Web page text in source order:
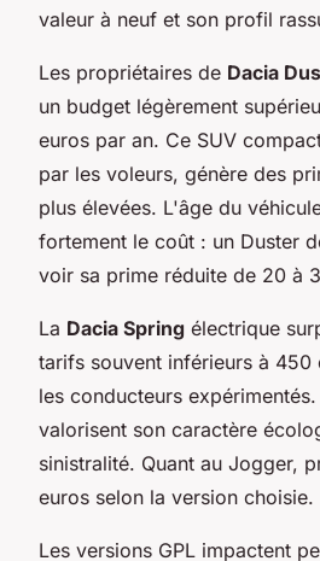
valeur à neuf et son profil
Les propriétaires de Dacia
un budget légèrement
euros par an. Ce SUV
par les voleurs, génère des
plus élevées. L'âge du
fortement le coût : un Duster
voir sa prime réduite de 20 à
La Dacia Spring électrique
tarifs souvent inférieurs à 450
les conducteurs
valorisent son caractère
sinistralité. Quant au Jogger,
euros selon la version choisie.
Les versions GPL impactent